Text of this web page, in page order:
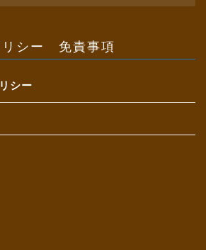
リシー 免責事項
シー